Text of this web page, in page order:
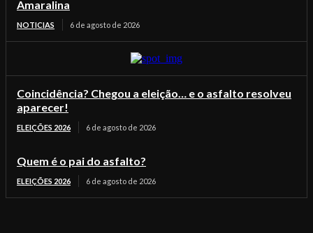
Amaralina
NOTICIAS 6 de agosto de 2026
Coincidência? Chegou a eleição… e o asfalto resolveu
aparecer!
ELEIÇÕES 2026 6 de agosto de 2026
Quem é o pai do asfalto?
ELEIÇÕES 2026 6 de agosto de 2026